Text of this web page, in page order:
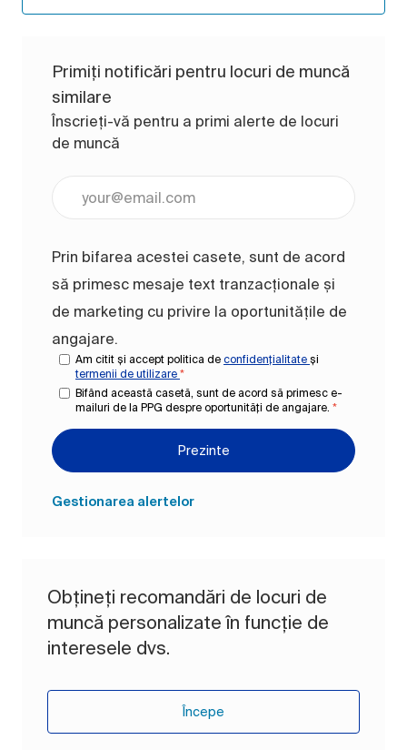
Primiți notificări pentru locuri de muncă
similare
Înscrieți-vă pentru a primi alerte de locuri
de muncă
Prin bifarea acestei casete, sunt de acord
să primesc mesaje text tranzacționale și
de marketing cu privire la oportunitățile de
angajare.
Am citit și accept politica de confidențialitate și
termenii de utilizare *
Bifând această casetă, sunt de acord să primesc e-
mailuri de la PPG despre oportunități de angajare. *
Prezinte
Gestionarea alertelor
Obțineți recomandări de locuri de
muncă personalizate în funcție de
interesele dvs.
Începe